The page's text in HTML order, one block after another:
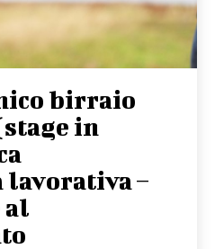
birraio
in
–
al